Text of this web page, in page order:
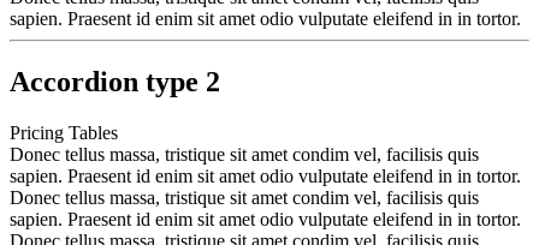
sapien. Praesent id enim sit amet odio vulputate eleifend in in tortor.
Accordion type 2
Pricing Tables
Donec tellus massa, tristique sit amet condim vel, facilisis quis
sapien. Praesent id enim sit amet odio vulputate eleifend in in tortor.
Donec tellus massa, tristique sit amet condim vel, facilisis quis
sapien. Praesent id enim sit amet odio vulputate eleifend in in tortor.